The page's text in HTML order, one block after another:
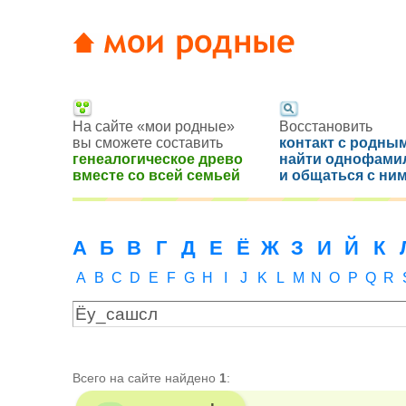
На сайте «мои родные»
вы сможете составить
генеалогическое древо
вместе со всей семьей
Восстановить
контакт с
найти
и общаться с
А Б В Г Д Е Ё Ж З И Й К
A B C D E F G H J K L M N O P Q R
Всего на сайте найдено 1: